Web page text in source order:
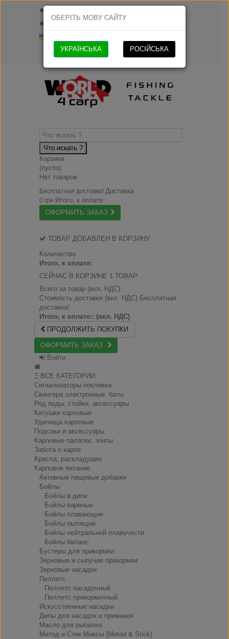
Что искать ?
Корзина
(пусто)
Нет товаров
Бесплатная доставка! Доставка
0 грн Итого, к оплате:
ОФОРМИТЬ ЗАКАЗ
ТОВАР ДОБАВЛЕН В КОРЗИНУ
Количество
Итого, к оплате:
СЕЙЧАС В КОРЗИНЕ 1 ТОВАР.
Всего за товар (вкл. НДС):
Стоимость доставки (вкл. НДС) Бесплатная
доставка!
Итого, к оплате:: (вкл. НДС)
ПРОДОЛЖИТЬ ПОКУПКИ
ОФОРМИТЬ ЗАКАЗ
Войти
Ξ ВСЕ КАТЕГОРИИ
Сигнализаторы поклевки
Свингера электронные, баты
Род поды, стойки, аксессуары
Катушки карповые
Удилища карповые
Подсаки и аксессуары
Карповые палатки, зонты
Забота о карпе
Кресла, раскладушки
Карповое питание
Активные пищевые добавки
Бойлы
Бойлы в дипе
Бойлы вареные
Бойлы плавающие
Бойлы пылящие
Бойлы нейтральной плавучести
Бойлы баланс
Бустеры для прикормки
Зерновые и сыпучие прикормки
Зерновые насадки
Пеллетс
Пеллетс насадочный
Пеллетс прикормочный
Искусственные насадки
Дипы для насадок и приманок
Масло для рыбалки
Метод и Стик Миксы (Metod & Stick)
ОБЕРІТЬ МОВУ САЙТУ
УКРАЇНСЬКА РОСІЙСЬКА